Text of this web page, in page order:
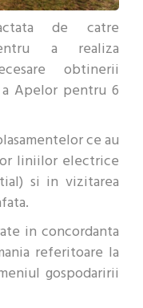
de catre
a realiza
obtinerii
Apelor pentru 6
ce au
liniilor electrice
si in vizitarea
in concordanta
referitoare la
gospodaririi